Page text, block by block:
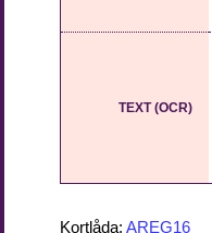
TEXT (OCR)
Kortlåda: AREG16